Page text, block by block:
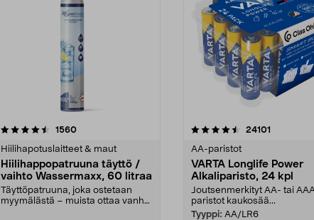
1560arvostelut
Hiilihapotuslaitteet & maut
Hiilihappopatruuna täyttö /
vaihto Wassermaxx, 60 litraa
Täyttöpatruuna, joka ostetaan
myymälästä – muista ottaa vanha
4.5viidestä
24101
AA-paristot
VARTA Longlife Power
Alkaliparisto, 24 kpl
Joutsenmerkityt AA- tai
paristot kaukosää...
Tyyppi: AA/LR6
4.5viidestä